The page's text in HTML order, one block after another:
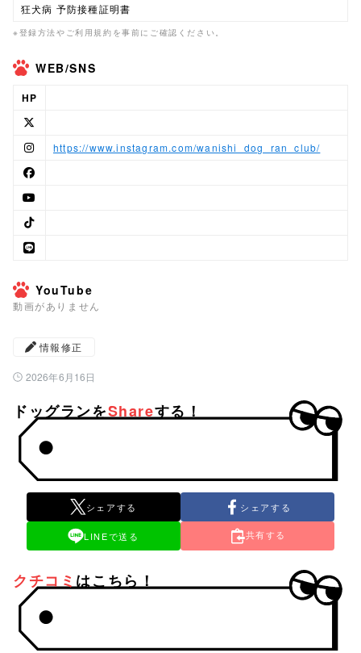
狂犬病 予防接種証明書
※登録方法やご利用規約を事前にご確認ください。
WEB/SNS
HP
https://www.instagram.com/wanishi_dog_ran_club/
YouTube
動画がありません
情報修正
公開日：
2026年6月16日
ドッグランをShareする！
シェアする シェアする
LINEで送る 共有する
クチコミはこちら！